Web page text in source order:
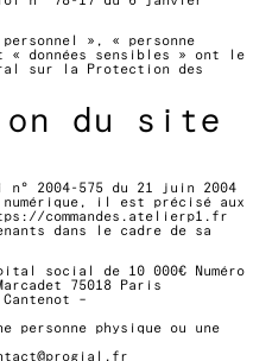
», « personne
données sensibles » ont le
sur la Protection des
du site
2004-575 du 21 juin 2004
numérique, il est précisé aux
commandes.atelierp1.fr
dans le cadre de sa
social de 10 000€ Numéro
75018 Paris
–
personne physique ou une